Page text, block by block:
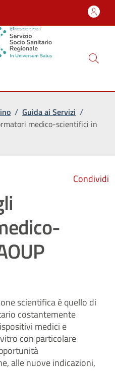
/ Guida ai Servizi /
medico-scientifici in
Condividi
scientifica è quello di
costantemente
medici e
con particolare
alle nuove indicazioni,